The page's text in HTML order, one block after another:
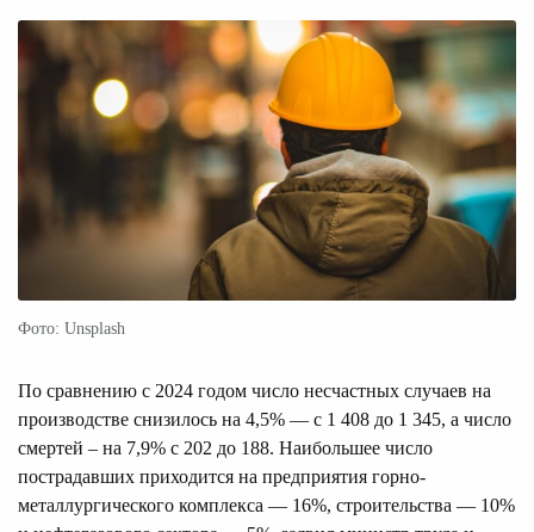
Фото: Unsplash
По сравнению с 2024 годом число несчастных случаев на
производстве снизилось на 4,5% — с 1 408 до 1 345, а число
смертей – на 7,9% с 202 до 188. Наибольшее число
пострадавших приходится на предприятия горно-
металлургического комплекса — 16%, строительства — 10%